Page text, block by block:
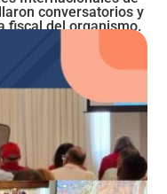
conversatorios y
fiscal del organismo.